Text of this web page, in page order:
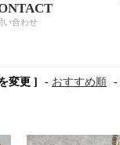
い合わせ
変更 ] - おすすめ順 -